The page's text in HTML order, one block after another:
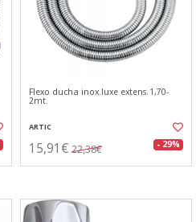
Flexo ducha inox.luxe extens.1,70-
2mt.
ARTIC
15,91€ 22,38€ - 29%